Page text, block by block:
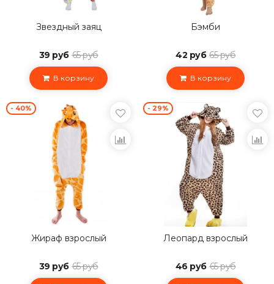
Звездный заяц
39 руб 65 руб
В корзину
Бэмби
42 руб 65 руб
В корзину
- 40%
Жираф взрослый
39 руб 65 руб
- 29%
Леопард взрослый
46 руб 65 руб